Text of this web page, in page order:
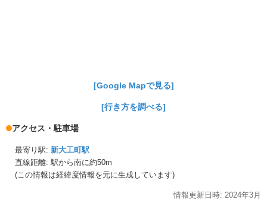
[Google Mapで見る]
[行き方を調べる]
アクセス・駐車場
最寄り駅: 新大工町駅
直線距離: 駅から南に約50m
(この情報は経緯度情報を元に生成しています)
情報更新日時: 2024年3月